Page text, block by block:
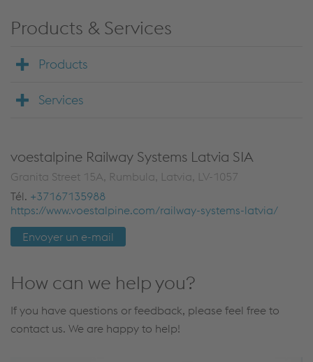
Products & Services
Products
Services
voestalpine Railway Systems Latvia SIA
Granita Street 15A, Rumbula, Latvia, LV-1057
Tél. +37167135988
https://www.voestalpine.com/railway-systems-latvia/
Envoyer un e-mail
How can we help you?
If you have questions or feedback, please feel free to
contact us. We are happy to help!